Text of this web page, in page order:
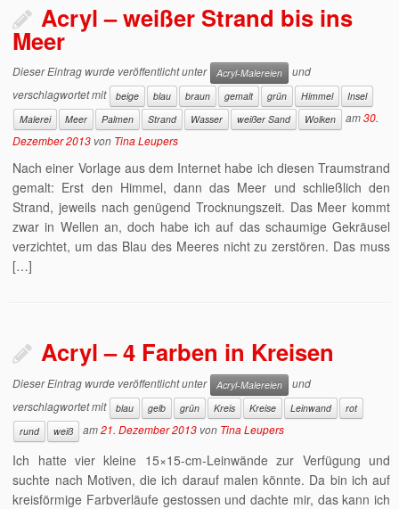
Acryl – weißer Strand bis ins
Meer
Dieser Eintrag wurde veröffentlicht unter Acryl-Malereien
und
verschlagwortet mit
beige blau braun gemalt grün Himmel
Insel
Malerei
Meer Palmen Strand Wasser weißer Sand Wolken am30.
Dezember 2013 von Tina Leupers
Nach einer Vorlage aus dem Internet habe ich diesen Traumstrand
gemalt: Erst den Himmel, dann das Meer und schließlich den
Strand, jeweils nach genügend Trocknungszeit. Das Meer kommt
zwar in Wellen an, doch habe ich auf das schaumige Gekräusel
verzichtet, um das Blau des Meeres nicht zu zerstören. Das muss
[…]
Acryl – 4 Farben in Kreisen
Dieser Eintrag wurde veröffentlicht unter Acryl-Malereien
und
verschlagwortet mit
blau gelb grün Kreis Kreise Leinwand
rot
rund
weiß am21. Dezember 2013 von Tina Leupers
Ich hatte vier kleine 15×15-cm-Leinwände zur Verfügung und
suchte nach Motiven, die ich darauf malen könnte. Da bin ich auf
kreisförmige Farbverläufe gestossen und dachte mir, das kann ich